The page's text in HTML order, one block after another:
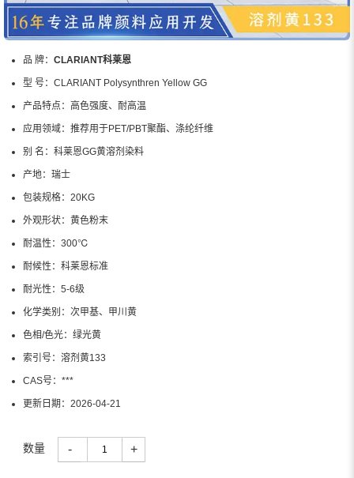
品 牌： CLARIANT科莱恩
型 号： CLARIANT Polysynthren Yellow GG
产品特点： 高色强度、耐高温
应用领域： 推荐用于PET/PBT聚酯、涤纶纤维
别 名： 科莱恩GG黄溶剂染料
产地： 瑞士
包装规格： 20KG
外观形状： 黄色粉末
耐温性： 300℃
耐候性： 科莱恩标准
耐光性： 5-6级
化学类别： 次甲基、甲川黄
色相/色光： 绿光黄
索引号： 溶剂黄133
CAS号： ***
更新日期： 2026-04-21
数量 - +